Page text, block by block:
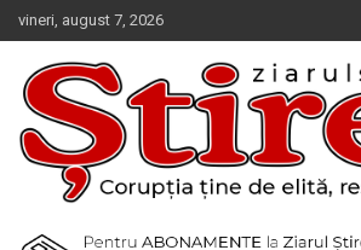
Skip
to
content
vineri, august 7, 2026
Ziarul Știrea